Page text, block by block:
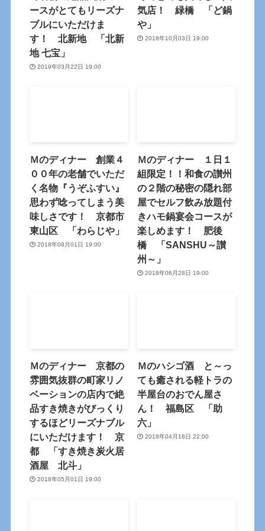
ースがとてもリーズナ
ブルにいただけま
す！ 北新地 「北新
地 七宝」
2019年03月22日 19:00
気店！ 緑橋 「ど鍋
や」
2018年10月03日 19:00
Ｍのディナー 創業４
００年の老舗でいただ
く名物『うぞふすい』
思わず唸ってしまう美
味しさです！ 京都市
東山区 「わらじや」
2018年08月01日 19:00
Ｍのディナー １日１
組限定！！和食の讃州
の２階の秘密の隠れ部
屋でセルフ飲み放題付
きハモ鍋宴会コースが
楽しめます！ 肥後
橋 「SANSHU～讃
州～」
2018年06月28日 19:00
Ｍのディナー 京都の
雰囲気抜群の町家リノ
ベーションの店内で絶
品すき焼きがびっくり
するほどリーズナブル
にいただけます！ 京
都 「すき焼き炭火居
酒屋 北斗」
2018年05月01日 19:00
Ｍのハシゴ酒 と～っ
ても癒される軽トラの
半屋台のおでん屋さ
ん！ 福島区 「助
六」
2018年04月18日 22:00